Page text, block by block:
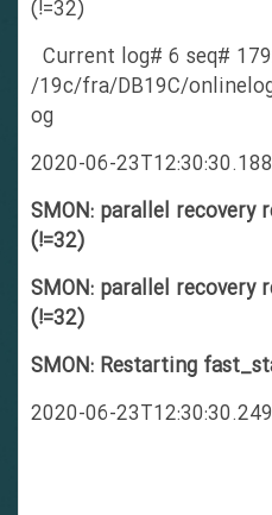
(!=32)
Current log# 6 seq#
/19c/fra/DB19C/
2020-06-
SMON: parallel
(!=32)
SMON: parallel
(!=32)
SMON: Restarting
2020-06-